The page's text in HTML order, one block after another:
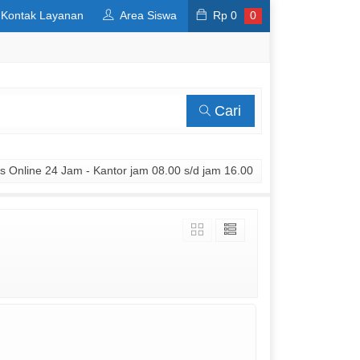
Layanan Area Siswa Rp 0 0
Cari
Online 24 Jam - Kantor jam 08.00 s/d jam 16.00